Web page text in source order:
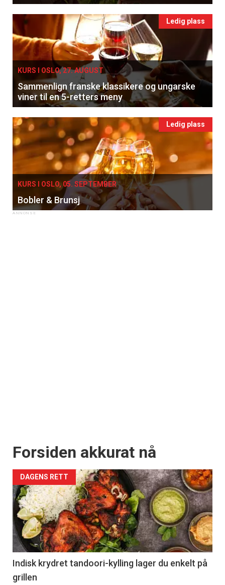
Ledig plass
KURS I OSLO, 27. AUGUST
Sammenlign franske klassikere og ungarske
viner til en 5-retters meny
Ledig plass
KURS I OSLO, 05. SEPTEMBER
Bobler & Brunsj
Forsiden akkurat nå
DAGENS RETT
Indisk krydret tandoori-kylling lager du enkelt på
grillen